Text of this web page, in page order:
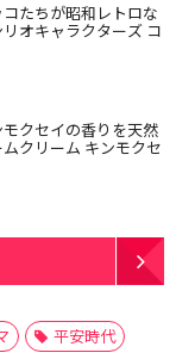
たちが昭和レトロな
オキャラクターズ コ
モクセイの香りを天然
クリーム キンモクセ
平安時代